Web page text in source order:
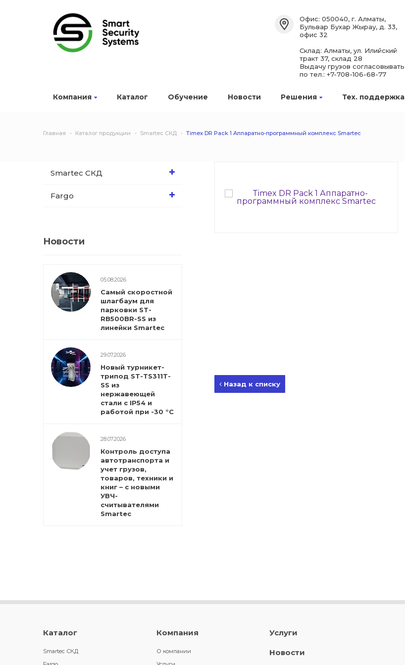
Компания Каталог Обучение Новости Решения Тех. поддержка
Офис: 050040, г. Алматы,
Бульвар Бухар Жырау, д. 33,
офис 32
Склад: Алматы, ул. Илийский
тракт 37, склад 28
Выдачу грузов согласовывать
по тел.: +7-708-106-68-77
Главная Каталог продукции Smartec СКД Timex DR Pack 1 Аппаратно-программный комплекс Smartec
Smartec СКД
Fargo
Новости
05.08.2026
Самый скоростной
шлагбаум для
парковки ST-
RB500BR-SS из
линейки Smartec
29.07.2026
Новый турникет-
трипод ST-TS311T-
SS из
нержавеющей
стали с IP54 и
работой при -30 °С
28.07.2026
Контроль доступа
автотранспорта и
учет грузов,
товаров, техники и
книг – с новыми
УВЧ-
считывателями
Smartec
Назад к списку
Каталог
Smartec СКД
Компания
О компании
Услуги
Новости